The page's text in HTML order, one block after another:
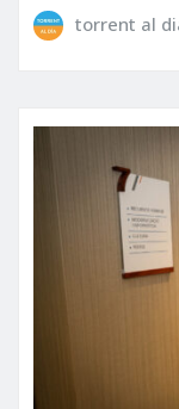
torrent al